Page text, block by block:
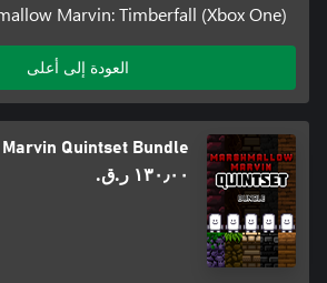
Marvin: Timberfall (Xbox One)
العودة إلى أعلى
Quintset Bundle
١٣٠٫٠٠ ر.ق.‏